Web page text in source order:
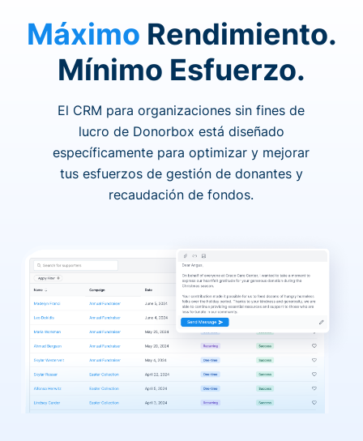
Máximo Rendimiento.
Mínimo Esfuerzo.
El CRM para organizaciones sin fines de
lucro de Donorbox está diseñado
específicamente para optimizar y mejorar
tus esfuerzos de gestión de donantes y
recaudación de fondos.